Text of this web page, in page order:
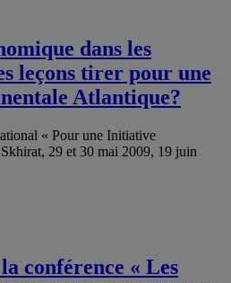
dans les
leçons tirer pour une
Atlantique?
« Pour une Initiative
29 et 30 mai 2009, 19 juin
conférence « Les